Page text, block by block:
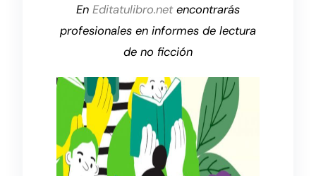
En Editatulibro.netencontrarás
profesionales en informes de lectura
de no ficción